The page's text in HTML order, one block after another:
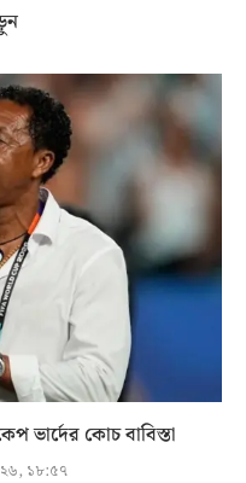
ভার্দের কোচ বাবিস্তা
১৮:৫৭